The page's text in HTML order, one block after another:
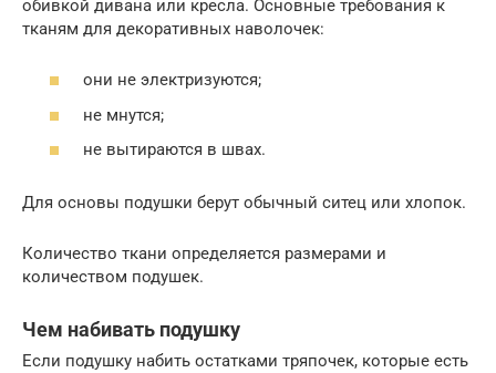
обивкой дивана или кресла. Основные требования к
тканям для декоративных наволочек:
они не электризуются;
не мнутся;
не вытираются в швах.
Для основы подушки берут обычный ситец или хлопок.
Количество ткани определяется размерами и
количеством подушек.
Чем набивать подушку
Если подушку набить остатками тряпочек, которые есть